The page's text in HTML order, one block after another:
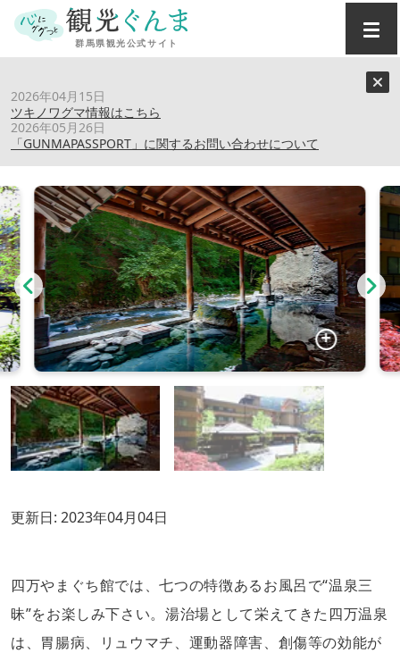
2026年04月15日
ツキノワグマ情報はこちら
2026年05月26日
「GUNMAPASSPORT」に関するお問い合わせについて
四万やまぐち館
更新日: 2023年04月04日
四万やまぐち館では、七つの特徴あるお風呂で“温泉三
昧”をお楽しみ下さい。湯治場として栄えてきた四万温泉
は、胃腸病、リュウマチ、運動器障害、創傷等の効能が